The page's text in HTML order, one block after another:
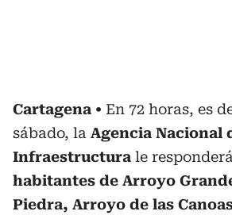
Cartagena
En 72 horas, es
sábado, la Agencia Nacional
Infraestructura le
habitantes de Arroyo
Piedra, Arroyo de las